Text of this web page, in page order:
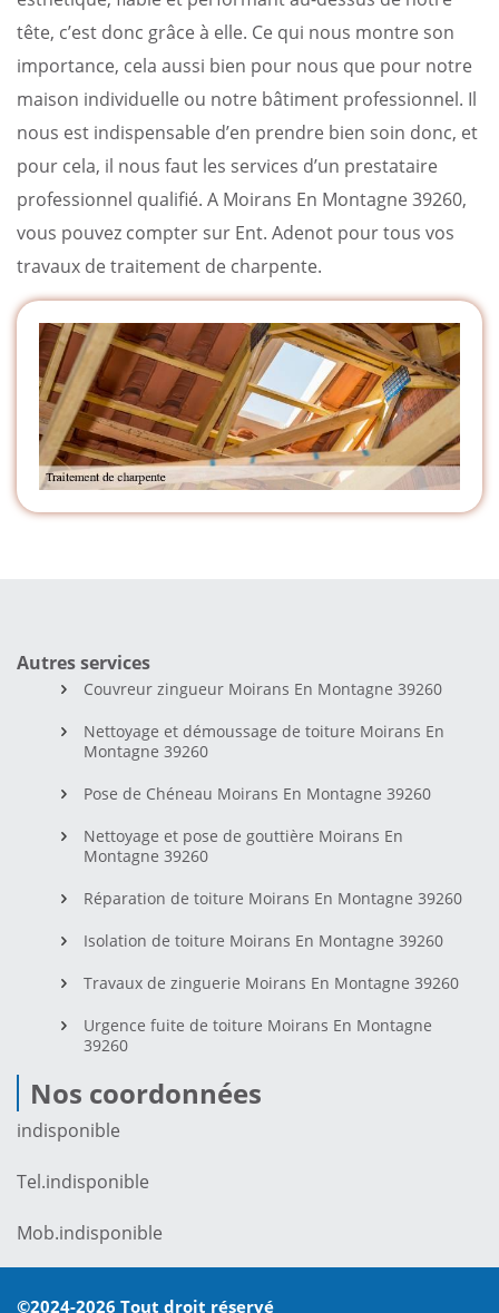
tête, c’est donc grâce à elle. Ce qui nous montre son
importance, cela aussi bien pour nous que pour notre
maison individuelle ou notre bâtiment professionnel. Il
nous est indispensable d’en prendre bien soin donc, et
pour cela, il nous faut les services d’un prestataire
professionnel qualifié. A Moirans En Montagne 39260,
vous pouvez compter sur Ent. Adenot pour tous vos
travaux de traitement de charpente.
Autres services
Couvreur zingueur Moirans En Montagne 39260
Nettoyage et démoussage de toiture Moirans En
Montagne 39260
Pose de Chéneau Moirans En Montagne 39260
Nettoyage et pose de gouttière Moirans En
Montagne 39260
Réparation de toiture Moirans En Montagne 39260
Isolation de toiture Moirans En Montagne 39260
Travaux de zinguerie Moirans En Montagne 39260
Urgence fuite de toiture Moirans En Montagne
39260
Nos coordonnées
indisponible
Tel.indisponible
Mob.indisponible
©2024-2026 Tout droit réservé